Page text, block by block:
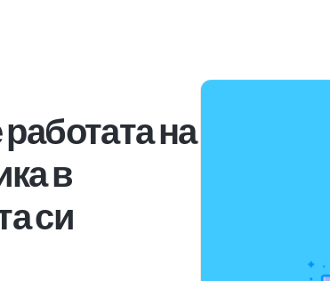
на
в
си